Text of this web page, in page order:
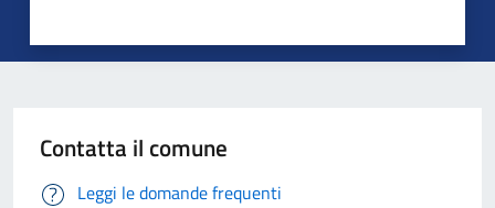
Contatta il comune
Leggi le domande frequenti